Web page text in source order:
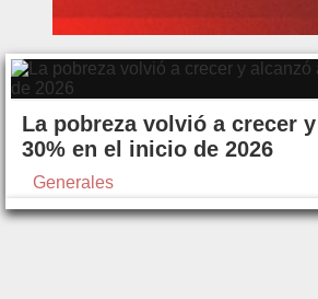
La pobreza volvió a crecer y
30% en el inicio de 2026
Generales